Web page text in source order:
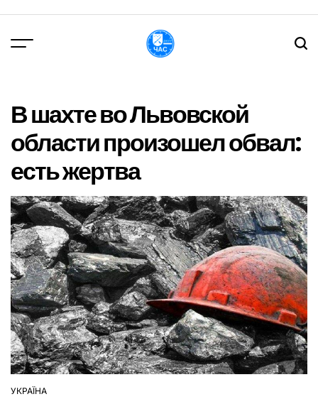
вмісту
В шахте во Львовской
области произошел обвал:
есть жертва
ОПУБЛІКУВАТИ
УКРАЇНА